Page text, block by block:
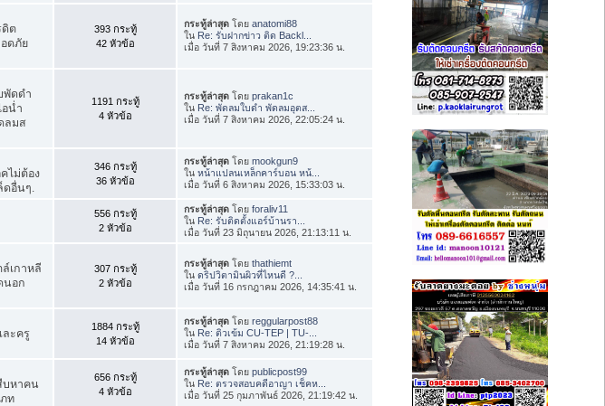
ดิต
ดภัย
393 กระทู้
42 หัวข้อ
กระทู้ล่าสุด โดยanatomi88
ใน Re: รับฝากข่าว ติด Backl...
เมื่อ วันที่ 7 สิงหาคม 2026, 19:23:36 น.
พัดดำ
น่ำ
ลมส
1191 กระทู้
4 หัวข้อ
กระทู้ล่าสุด โดยprakan1c
ใน Re: พัดลมใบดำ พัดลมอุตส...
เมื่อ วันที่ 7 สิงหาคม 2026, 22:05:24 น.
ไม่ต้อง
อื่นๆ.
346 กระทู้
36 หัวข้อ
กระทู้ล่าสุด โดยmookgun9
ในหน้าแปลนเหล็กคาร์บอน หน้...
เมื่อ วันที่ 6 สิงหาคม 2026, 15:33:03 น.
556 กระทู้
2 หัวข้อ
กระทู้ล่าสุด โดยforaliv11
ใน Re: รับติดตั้งแอร์บ้านรา...
เมื่อ วันที่ 23 มิถุนายน 2026, 21:13:11 น.
เกาหลี
นอก
307 กระทู้
2 หัวข้อ
กระทู้ล่าสุด โดยthathiemt
ในดริปวิตามินผิวที่ไหนดี ?...
เมื่อ วันที่ 16 กรกฎาคม 2026, 14:35:41 น.
ละครู
1884 กระทู้
14 หัวข้อ
กระทู้ล่าสุด โดยreggularpost88
ใน Re: ติวเข้ม CU-TEP | TU-...
เมื่อ วันที่ 7 สิงหาคม 2026, 21:19:28 น.
บหาคน
ท
656 กระทู้
4 หัวข้อ
กระทู้ล่าสุด โดยpublicpost99
ใน Re: ตรวจสอบคดีอาญา เช็คห...
เมื่อ วันที่ 25 กุมภาพันธ์ 2026, 21:19:42 น.